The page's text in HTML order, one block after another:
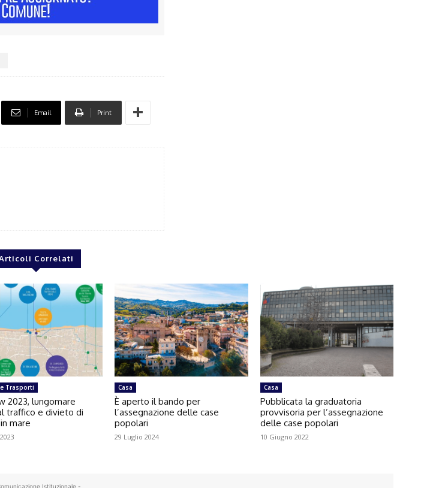
Email Print
Correlati
Trasporti
2023, lungomare
traffico e divieto di
mare
Casa
È aperto il bando per
l’assegnazione delle case
popolari
29 Luglio 2024
Casa
Pubblicata la graduatoria
provvisoria per l’assegnazione
delle case popolari
10 Giugno 2022
Istituzionale -